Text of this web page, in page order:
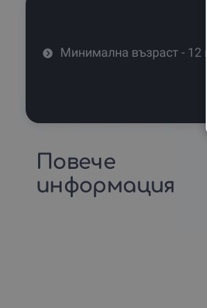
Минимална възраст - 12 г.
Повече
информация